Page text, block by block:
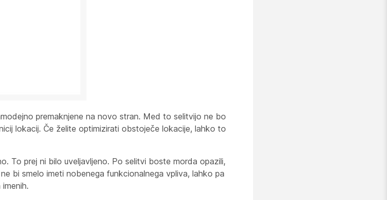
premaknjene na novo stran. Med to selitvijo ne bo
lokacij. Če želite optimizirati obstoječe lokacije, lahko to
To prej ni bilo uveljavljeno. Po selitvi boste morda opazili,
bi smelo imeti nobenega funkcionalnega vpliva, lahko pa